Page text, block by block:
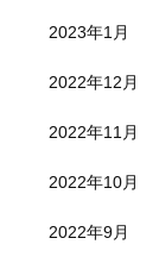
2023年1月
2022年12月
2022年11月
2022年10月
2022年9月